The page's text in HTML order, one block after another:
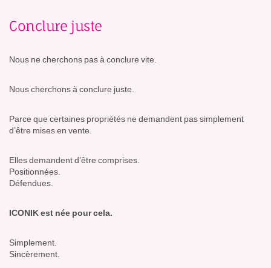
Conclure juste
Nous ne cherchons pas à conclure vite.
Nous cherchons à conclure juste.
Parce que certaines propriétés ne demandent pas simplement
d’être mises en vente.
Elles demandent d’être comprises.
Positionnées.
Défendues.
ICONIK est née pour cela.
Simplement.
Sincèrement.